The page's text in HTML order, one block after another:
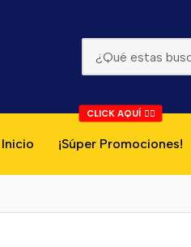
Inicio ¡Súper Promociones!
CLICK AQUÍ 👇🏻